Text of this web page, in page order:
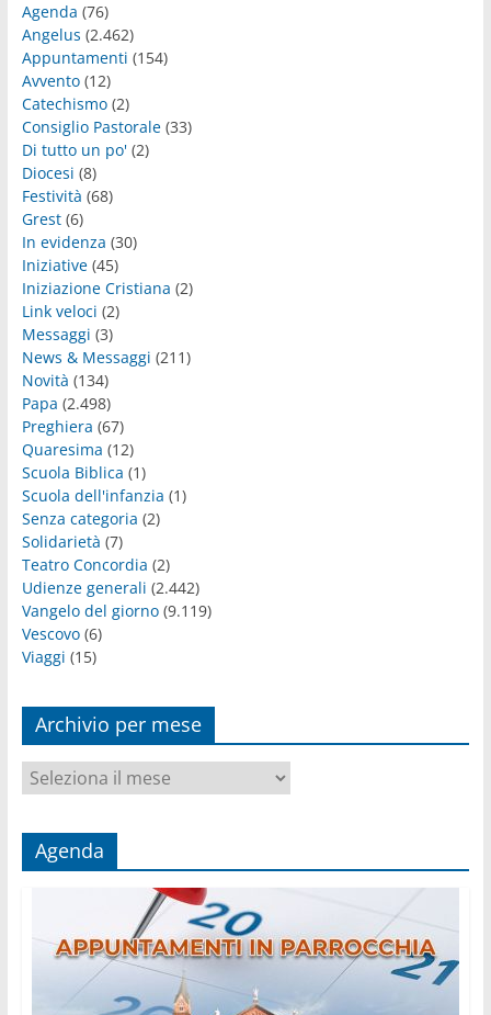
Agenda (76)
Angelus (2.462)
Appuntamenti (154)
Avvento(12)
Catechismo(2)
Consiglio Pastorale(33)
Di tutto un po'(2)
Diocesi (8)
Festività (68)
Grest(6)
In evidenza (30)
Iniziative(45)
Iniziazione Cristiana (2)
Link veloci (2)
Messaggi (3)
News & Messaggi (211)
Novità (134)
Papa (2.498)
Preghiera (67)
Quaresima (12)
Scuola Biblica (1)
Scuola dell'infanzia (1)
Senza categoria (2)
Solidarietà (7)
Teatro Concordia (2)
Udienze generali (2.442)
Vangelo del giorno(9.119)
Vescovo(6)
Viaggi (15)
Archivio per mese
Archivio
per
Agenda